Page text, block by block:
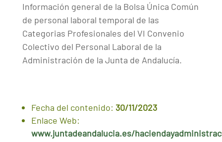
Información general de la Bolsa Única Común
de personal laboral temporal de las
Categorias Profesionales del VI Convenio
Colectivo del Personal Laboral de la
Administración de la Junta de Andalucía.
Fecha del contenido: 30/11/2023
Enlace Web:
www.juntadeandalucia.es/